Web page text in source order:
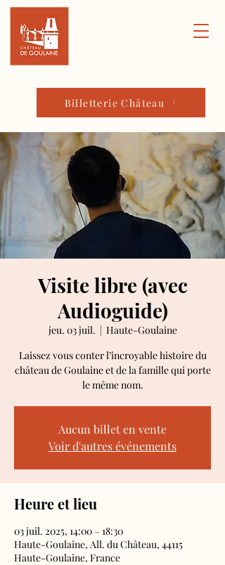
Billetterie Château
Visite libre (avec
Audioguide)
jeu. 03 juil.
  |
Haute-Goulaine
Laissez vous conter l’incroyable histoire du
château de Goulaine et de la famille qui porte
le même nom.
Aucun billet en vente
Voir d'autres événements
Heure et lieu
03 juil. 2025, 14:00 – 18:30
Haute-Goulaine, All. du Château, 44115
Haute-Goulaine, France